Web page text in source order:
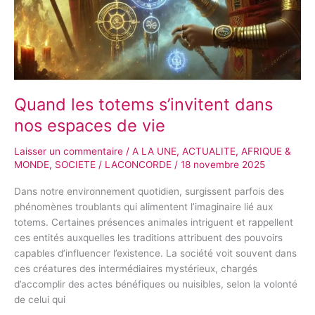
Quand les totems s’invitent dans
nos espaces de vie
Laisser un commentaire / A LA UNE, ACTUALITE, AFRIQUE &
MONDE, SOCIETE / LACONCORDE / 18 novembre 2025
Dans notre environnement quotidien, surgissent parfois des
phénomènes troublants qui alimentent l’imaginaire lié aux
totems. Certaines présences animales intriguent et rappellent
ces entités auxquelles les traditions attribuent des pouvoirs
capables d’influencer l’existence. La société voit souvent dans
ces créatures des intermédiaires mystérieux, chargés
d’accomplir des actes bénéfiques ou nuisibles, selon la volonté
de celui qui